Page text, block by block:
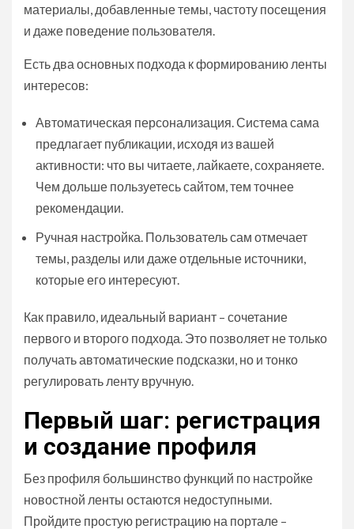
материалы, добавленные темы, частоту посещения
и даже поведение пользователя.
Есть два основных подхода к формированию ленты
интересов:
Автоматическая персонализация. Система сама
предлагает публикации, исходя из вашей
активности: что вы читаете, лайкаете, сохраняете.
Чем дольше пользуетесь сайтом, тем точнее
рекомендации.
Ручная настройка. Пользователь сам отмечает
темы, разделы или даже отдельные источники,
которые его интересуют.
Как правило, идеальный вариант – сочетание
первого и второго подхода. Это позволяет не только
получать автоматические подсказки, но и тонко
регулировать ленту вручную.
Первый шаг: регистрация
и создание профиля
Без профиля большинство функций по настройке
новостной ленты остаются недоступными.
Пройдите простую регистрацию на портале –